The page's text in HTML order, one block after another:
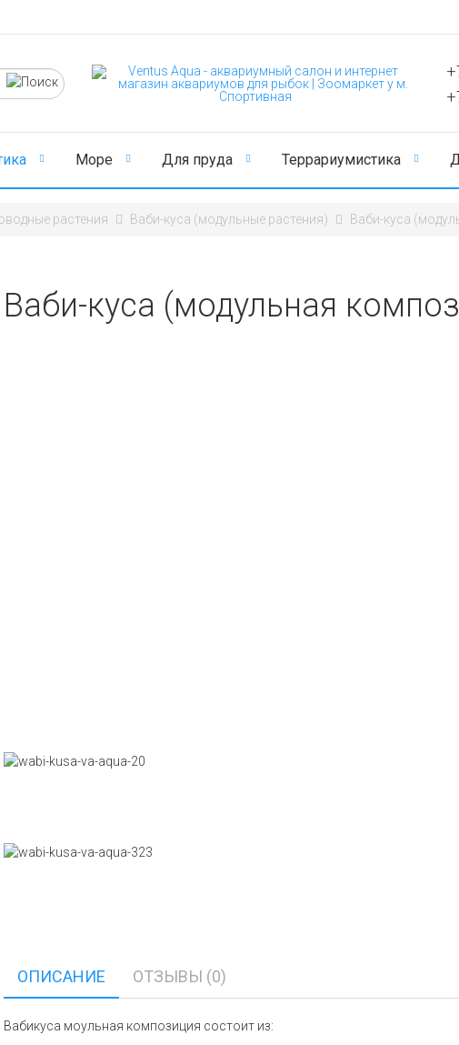
Море Для пруда Террариумистика
растения Ваби-куса (модульные растения) Ваби-куса
Ваби-куса (модульная
ОПИСАНИЕ ОТЗЫВЫ (0)
Вабикуса моульная композиция состоит из: